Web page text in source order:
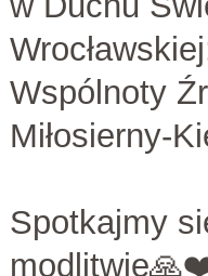
Wspólnoty
Miłosierny-
Spotkajmy